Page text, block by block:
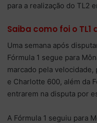
para a realização do TL2
Saiba como foi o TL1
Uma semana após
Fórmula 1 segue para
marcado pela
e Charlotte 600, além da
entrarem na disputa por
A Fórmula 1 seguiu para